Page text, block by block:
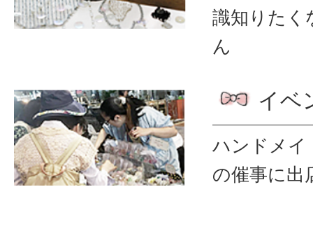
識知りたく
ん
イベ
ハンドメイ
の催事に出